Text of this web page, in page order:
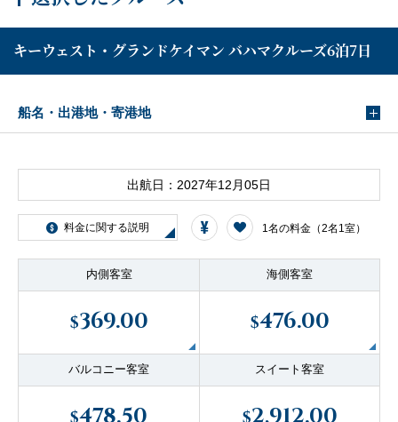
クルーズ検索
キャンペーン・特集
クルーズの楽しみ方
船内へようこそ
客船のご案内
寄港地ガイド
ご予約後の流れ お問い合わせ
キーウェスト・グランドケイマン バハマクルーズ6泊7日
船名・出港地・寄港地
出航日：2027年12月05日
料金に関する説明 1名の料金（2名1室）
内側客室
$369.00
海側客室
$476.00
バルコニー客室 スイート客室